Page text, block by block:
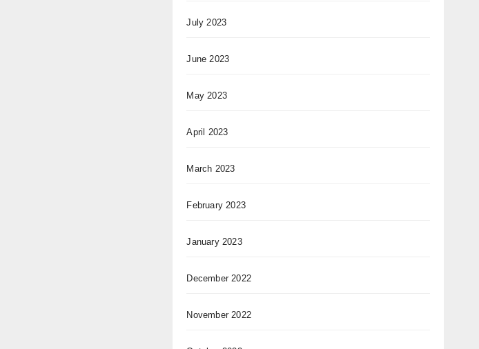
July 2023
June 2023
May 2023
April 2023
March 2023
February 2023
January 2023
December 2022
November 2022